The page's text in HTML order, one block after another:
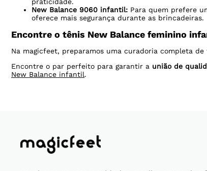
New Balance 9060 infantil: Para quem prefere
oferece mais segurança durante as brincadeiras.
Encontre o tênis New Balance feminino
Na magicfeet, preparamos uma curadoria completa
Encontre o par perfeito para garantir a união de
New Balance infantil.